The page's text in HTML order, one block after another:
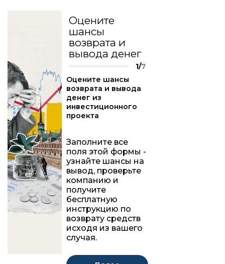
Оцените
шансы
возврата и
вывода денег
1/7
Оцените шансы
возврата и вывода
денег из
инвестиционного
проекта
Заполните все
поля этой формы -
узнайте шансы на
вывод, проверьте
компанию и
получите
бесплатную
инструкцию по
возврату средств
исходя из вашего
случая.